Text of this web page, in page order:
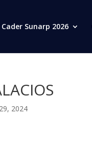
Cader Sunarp 2026
2024